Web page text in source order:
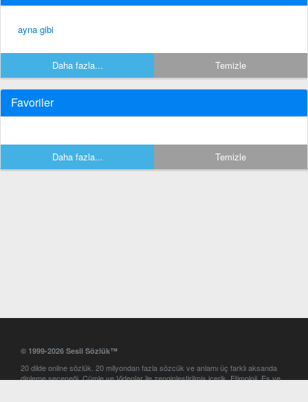
ayna gibi
Daha fazla... Temizle
Favoriler
Daha fazla... Temizle
© 1999-2026 Sesli Sözlük™
20 dilde online sözlük. 20 milyondan fazla sözcük ve anlamı üç farklı aksanda
dinleme seçeneği. Cümle ve Videolar ile zenginleştirilmiş içerik. Etimoloji, Eş ve